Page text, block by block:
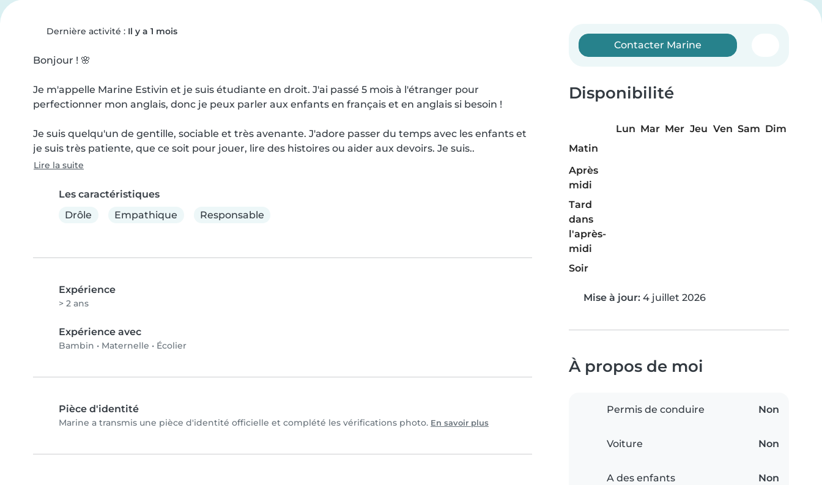
Dernière activité : Il y a 1 mois
Bonjour ! 🌸
Je m'appelle Marine Estivin et je suis étudiante en droit. J'ai passé 5 mois à l'étranger pour
perfectionner mon anglais, donc je peux parler aux enfants en français et en anglais si besoin !
Je suis quelqu'un de gentille, sociable et très avenante. J'adore passer du temps avec les enfants et
je suis très patiente, que ce soit pour jouer, lire des histoires ou aider aux devoirs. Je suis..
Lire la suite
Les caractéristiques
Drôle
Empathique Responsable
Expérience
> 2 ans
Expérience avec
Bambin • Maternelle • Écolier
Pièce d'identité
Marine a transmis une pièce d'identité officielle et complété les vérifications photo. En savoir plus
Contacter Marine
Disponibilité
Lun Mar Mer Jeu Ven Sam Dim
Matin
Après
midi
Tard
dans
l'après-
midi
Soir
Mise à jour: 4 juillet 2026
À propos de moi
Permis de conduire Non
Voiture Non
A des enfants Non